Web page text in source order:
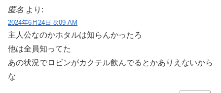
匿名 より:
2024年6月24日 8:09 AM
主人公なのかホタルは知らんかったろ
他は全員知ってた
あの状況でロビンがカクテル飲んでるとかありえないから
な